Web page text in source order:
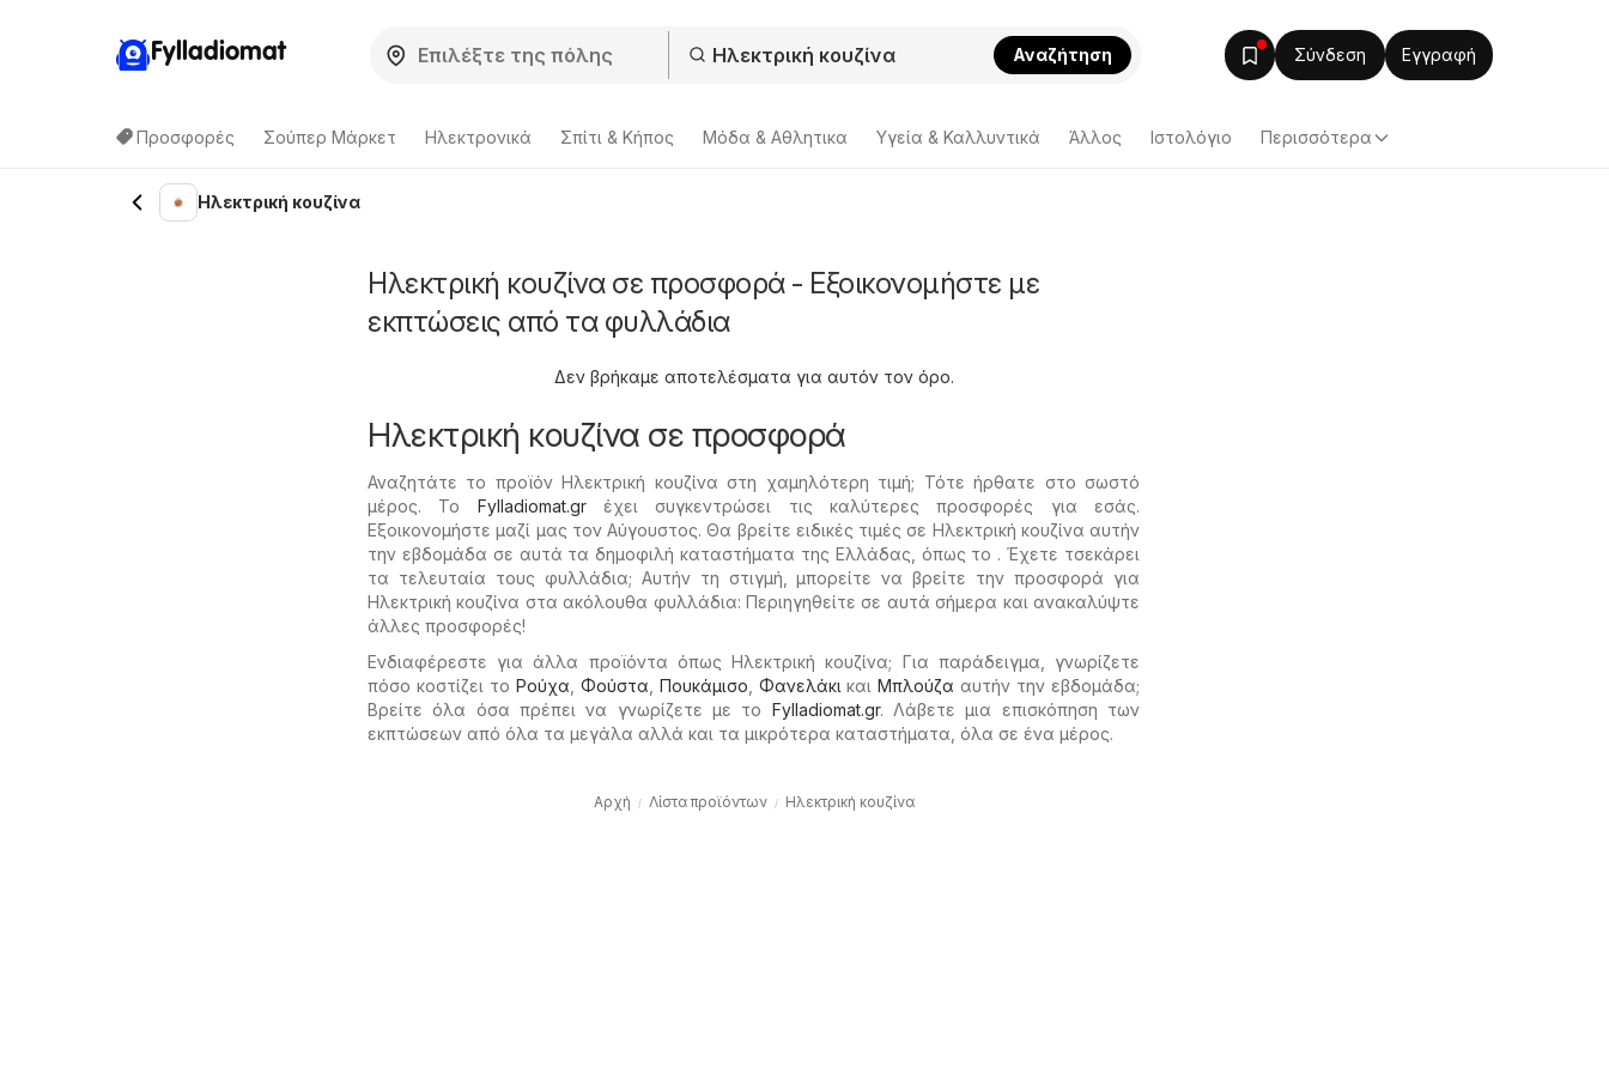
Fylladiomat Αναζήτηση Σύνδεση Εγγραφή
Προσφορές Σούπερ Μάρκετ Hλεκτρονικά Σπίτι & Κήπος Μόδα & Aθλητικα Υγεία & Καλλυντικά Άλλος Ιστολόγιο Περισσότερα
Ηλεκτρική κουζίνα
Ηλεκτρική κουζίνα σε προσφορά - Εξοικονομήστε με
εκπτώσεις από τα φυλλάδια
Δεν βρήκαμε αποτελέσματα για αυτόν τον όρο.
Ηλεκτρική κουζίνα σε προσφορά
Αναζητάτε το προϊόν Ηλεκτρική κουζίνα στη χαμηλότερη τιμή; Τότε ήρθατε στο σωστό
μέρος. Το Fylladiomat.grέχει συγκεντρώσει τις καλύτερες προσφορές για εσάς.
Εξοικονομήστε μαζί μας τον Αύγουστος. Θα βρείτε ειδικές τιμές σε Ηλεκτρική κουζίνα αυτήν
την εβδομάδα σε αυτά τα δημοφιλή καταστήματα της Ελλάδας, όπως το . Έχετε τσεκάρει
τα τελευταία τους φυλλάδια; Αυτήν τη στιγμή, μπορείτε να βρείτε την προσφορά για
Ηλεκτρική κουζίνα στα ακόλουθα φυλλάδια: Περιηγηθείτε σε αυτά σήμερα και ανακαλύψτε
άλλες προσφορές!
Ενδιαφέρεστε για άλλα προϊόντα όπως Ηλεκτρική κουζίνα; Για παράδειγμα, γνωρίζετε
πόσο κοστίζει το Ρούχα Φούστα Πουκάμισο Φανελάκι καιΜπλούζα αυτήν την εβδομάδα;
Βρείτε όλα όσα πρέπει να γνωρίζετε με το Fylladiomat.gr. Λάβετε μια επισκόπηση των
εκπτώσεων από όλα τα μεγάλα αλλά και τα μικρότερα καταστήματα, όλα σε ένα μέρος.
Αρχή Λίστα προϊόντων Ηλεκτρική κουζίνα